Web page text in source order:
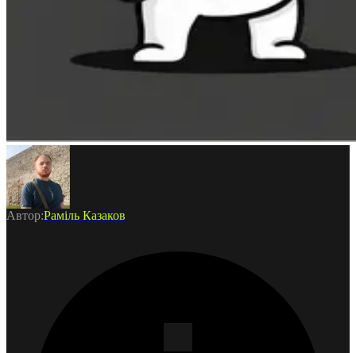
Виробники БПЛА
Виробники РЕБ
Автор:Раміль Казаков